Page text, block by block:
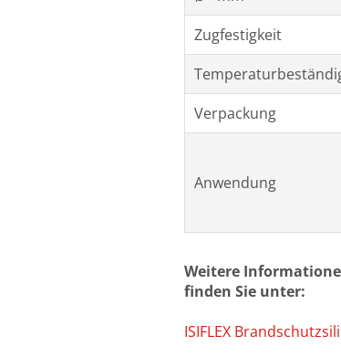
Zugfestigkeit
Verpackung
Anwendung
Weitere
finden Sie unter:
ISIFLEX